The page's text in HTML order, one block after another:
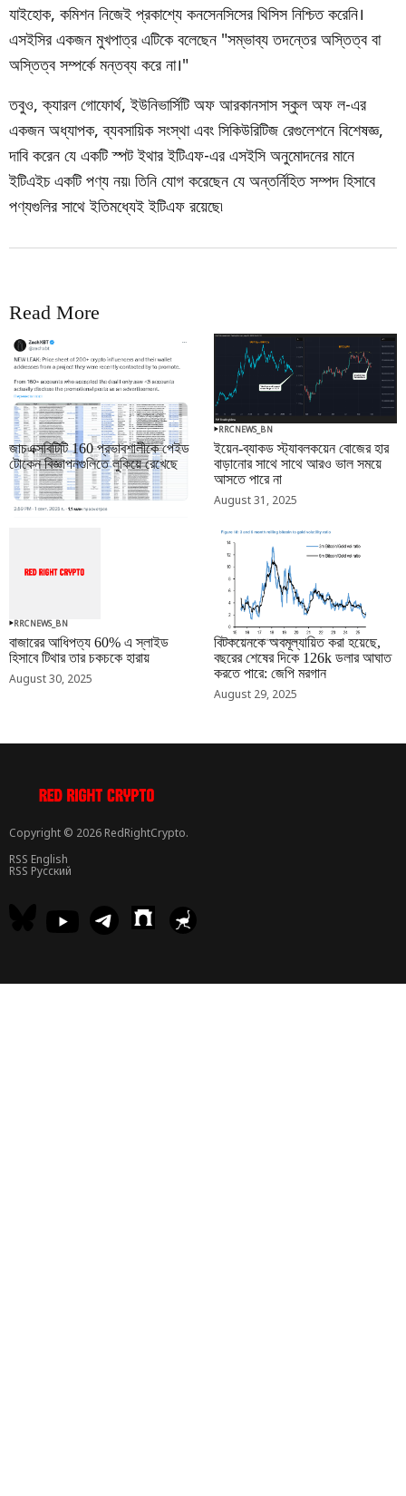
যাইহোক, কমিশন নিজেই প্রকাশ্যে কনসেনসিসের থিসিস নিশ্চিত করেনি।
এসইসির একজন মুখপাত্র এটিকে বলেছেন "সম্ভাব্য তদন্তের অস্তিত্ব বা
অস্তিত্ব সম্পর্কে মন্তব্য করে না।"
তবুও, ক্যারল গোফোর্থ, ইউনিভার্সিটি অফ আরকানসাস স্কুল অফ ল-এর
একজন অধ্যাপক, ব্যবসায়িক সংস্থা এবং সিকিউরিটিজ রেগুলেশনে বিশেষজ্ঞ,
দাবি করেন যে একটি স্পট ইথার ইটিএফ-এর এসইসি অনুমোদনের মানে
ইটিএইচ একটি পণ্য নয়৷ তিনি যোগ করেছেন যে অন্তর্নিহিত সম্পদ হিসাবে
পণ্যগুলির সাথে ইতিমধ্যেই ইটিএফ রয়েছে৷
Read More
RRCNEWS_BN
জাচএক্সবিটিটি 160 প্রভাবশালীকে পেইড
টোকেন বিজ্ঞাপনগুলিতে লুকিয়ে রেখেছে
September 01, 2025
RRCNEWS_BN
ইয়েন-ব্যাকড স্ট্যাবলকয়েন বোজের হার
বাড়ানোর সাথে সাথে আরও ভাল সময়ে
আসতে পারে না
August 31, 2025
RRCNEWS_BN
বাজারের আধিপত্য 60% এ স্লাইড
হিসাবে টিথার তার চকচকে হারায়
August 30, 2025
RRCNEWS_BN
বিটকয়েনকে অবমূল্যায়িত করা হয়েছে,
বছরের শেষের দিকে 126k ডলার আঘাত
করতে পারে: জেপি মরগান
August 29, 2025
Copyright © 2026 RedRightCrypto.
RSS English
RSS Русский